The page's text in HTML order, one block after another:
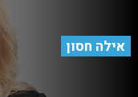
אילה חסון